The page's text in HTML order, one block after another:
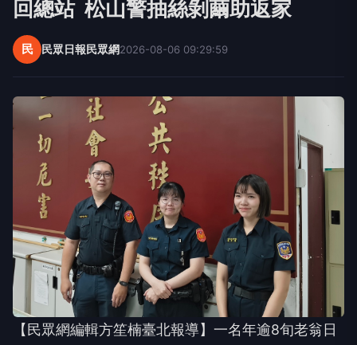
回總站 松山警抽絲剝繭助返家
民 民眾日報民眾網2026-08-06 09:29:59
【民眾網編輯方笙楠臺北報導】一名年逾8旬老翁日